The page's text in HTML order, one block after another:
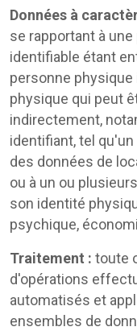
Données à
se rapportant à
identifiable étant
personne
physique qui peut
indirectement,
identifiant, tel
des données de
ou à un ou
son identité
psychique,
Traitement : toute
d'opérations
automatisés et
ensembles de